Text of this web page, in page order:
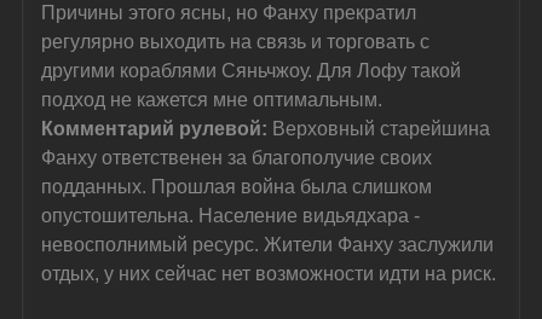
Причины этого ясны, но Фанху прекратил
регулярно выходить на связь и торговать с
другими кораблями Сяньчжоу. Для Лофу такой
подход не кажется мне оптимальным.
Комментарий рулевой: Верховный старейшина
Фанху ответственен за благополучие своих
подданных. Прошлая война была слишком
опустошительна. Население видьядхара -
невосполнимый ресурс. Жители Фанху заслужили
отдых, у них сейчас нет возможности идти на риск.